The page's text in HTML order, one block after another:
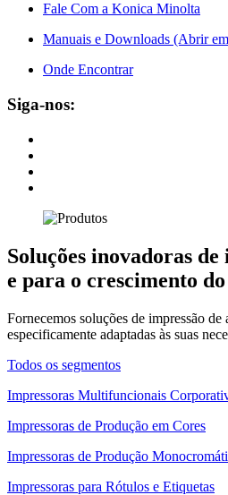
Fale Com a Konica Minolta
Manuais e Downloads (Abrir
Onde Encontrar
Siga-nos:
Soluções inovadoras
e para o crescimento do
Fornecemos soluções de impressão de
especificamente adaptadas às suas
Todos os segmentos
Impressoras Multifuncionais
Impressoras de Produção em Cores
Impressoras de Produção
Impressoras para Rótulos e Etiquetas